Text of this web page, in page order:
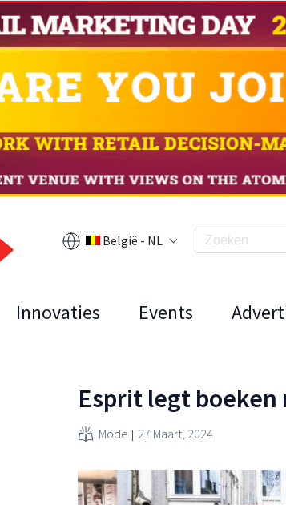
België - NL
Innovaties Events
Esprit legt
Mode 27 Maart, 2024